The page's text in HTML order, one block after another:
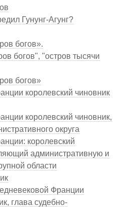
Гунунг-Агунг?
богов».
богов", "остров тысячи
богов»
королевский чиновник
королевский чиновник,
округа
королевский
административную и
области
Франции
глава судебно-